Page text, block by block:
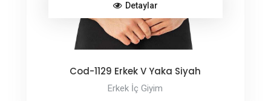
Detaylar
Cod-1129 Erkek V Yaka Siyah
Erkek İç Giyim